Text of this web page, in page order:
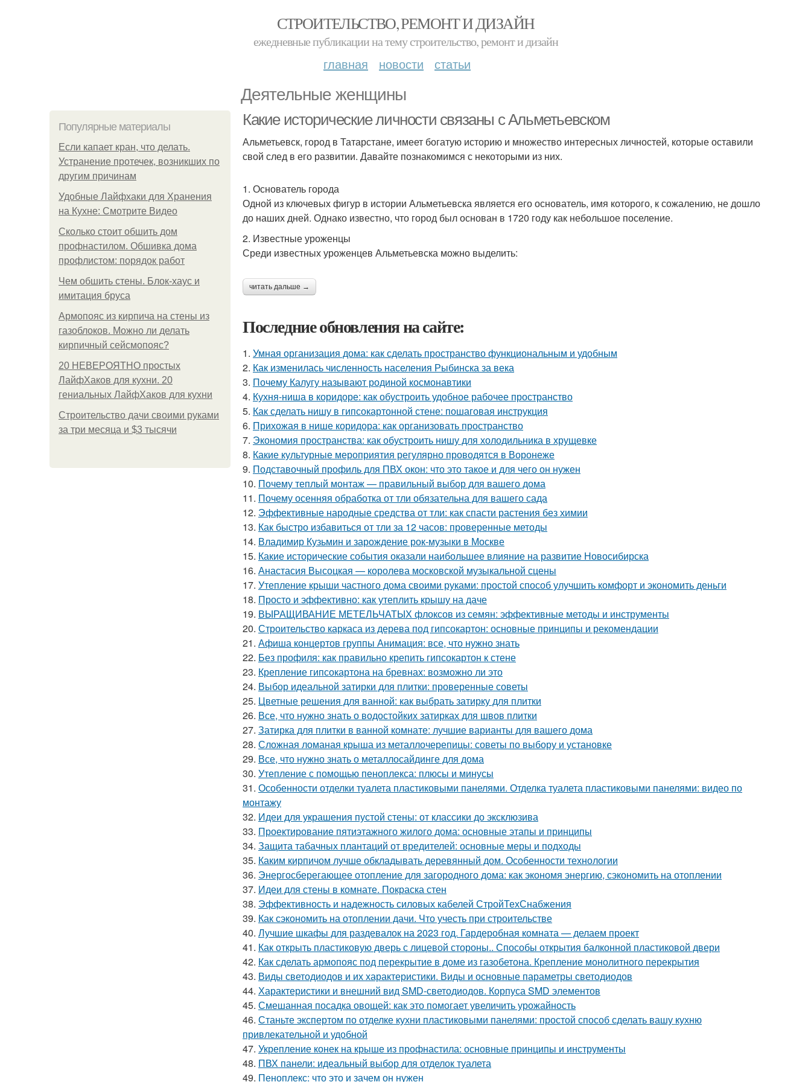
СТРОИТЕЛЬСТВО, РЕМОНТ И ДИЗАЙН
ежедневные публикации на тему строительство, ремонт и дизайн
главная новости статьи
Деятельные женщины
Популярные материалы
Если капает кран, что делать.
Устранение протечек, возникших по
другим причинам
Удобные Лайфхаки для Хранения
на Кухне: Смотрите Видео
Сколько стоит обшить дом
профнастилом. Обшивка дома
профлистом: порядок работ
Чем обшить стены. Блок-хаус и
имитация бруса
Армопояс из кирпича на стены из
газоблоков. Можно ли делать
кирпичный сейсмопояс?
20 НЕВЕРОЯТНО простых
ЛайфХаков для кухни. 20
гениальных ЛайфХаков для кухни
Строительство дачи своими руками
за три месяца и $3 тысячи
Какие исторические личности связаны с Альметьевском
Альметьевск, город в Татарстане, имеет богатую историю и множество интересных личностей, которые оставили
свой след в его развитии. Давайте познакомимся с некоторыми из них.
1. Основатель города
Одной из ключевых фигур в истории Альметьевска является его основатель, имя которого, к сожалению, не дошло
до наших дней. Однако известно, что город был основан в 1720 году как небольшое поселение.
2. Известные уроженцы
Среди известных уроженцев Альметьевска можно выделить:
читать дальше →
Последние обновления на сайте:
1. Умная организация дома: как сделать пространство функциональным и удобным
2. Как изменилась численность населения Рыбинска за века
3. Почему Калугу называют родиной космонавтики
4. Кухня-ниша в коридоре: как обустроить удобное рабочее пространство
5. Как сделать нишу в гипсокартонной стене: пошаговая инструкция
6. Прихожая в нише коридора: как организовать пространство
7. Экономия пространства: как обустроить нишу для холодильника в хрущевке
8. Какие культурные мероприятия регулярно проводятся в Воронеже
9. Подставочный профиль для ПВХ окон: что это такое и для чего он нужен
10. Почему теплый монтаж — правильный выбор для вашего дома
11. Почему осенняя обработка от тли обязательна для вашего сада
12. Эффективные народные средства от тли: как спасти растения без химии
13. Как быстро избавиться от тли за 12 часов: проверенные методы
14. Владимир Кузьмин и зарождение рок-музыки в Москве
15. Какие исторические события оказали наибольшее влияние на развитие Новосибирска
16. Анастасия Высоцкая — королева московской музыкальной сцены
17. Утепление крыши частного дома своими руками: простой способ улучшить комфорт и экономить деньги
18. Просто и эффективно: как утеплить крышу на даче
19. ВЫРАЩИВАНИЕ МЕТЕЛЬЧАТЫХ флоксов из семян: эффективные методы и инструменты
20. Строительство каркаса из дерева под гипсокартон: основные принципы и рекомендации
21. Афиша концертов группы Анимация: все, что нужно знать
22. Без профиля: как правильно крепить гипсокартон к стене
23. Крепление гипсокартона на бревнах: возможно ли это
24. Выбор идеальной затирки для плитки: проверенные советы
25. Цветные решения для ванной: как выбрать затирку для плитки
26. Все, что нужно знать о водостойких затирках для швов плитки
27. Затирка для плитки в ванной комнате: лучшие варианты для вашего дома
28. Сложная ломаная крыша из металлочерепицы: советы по выбору и установке
29. Все, что нужно знать о металлосайдинге для дома
30. Утепление с помощью пеноплекса: плюсы и минусы
31. Особенности отделки туалета пластиковыми панелями. Отделка туалета пластиковыми панелями: видео по
монтажу
32. Идеи для украшения пустой стены: от классики до эксклюзива
33. Проектирование пятиэтажного жилого дома: основные этапы и принципы
34. Защита табачных плантаций от вредителей: основные меры и подходы
35. Каким кирпичом лучше обкладывать деревянный дом. Особенности технологии
36. Энергосберегающее отопление для загородного дома: как экономя энергию, сэкономить на отоплении
37. Идеи для стены в комнате. Покраска стен
38. Эффективность и надежность силовых кабелей СтройТехСнабжения
39. Как сэкономить на отоплении дачи. Что учесть при строительстве
40. Лучшие шкафы для раздевалок на 2023 год. Гардеробная комната — делаем проект
41. Как открыть пластиковую дверь с лицевой стороны.. Способы открытия балконной пластиковой двери
42. Как сделать армопояс под перекрытие в доме из газобетона. Крепление монолитного перекрытия
43. Виды светодиодов и их характеристики. Виды и основные параметры светодиодов
44. Характеристики и внешний вид SMD-светодиодов. Корпуса SMD элементов
45. Смешанная посадка овощей: как это помогает увеличить урожайность
46. Станьте экспертом по отделке кухни пластиковыми панелями: простой способ сделать вашу кухню
привлекательной и удобной
47. Укрепление конек на крыше из профнастила: основные принципы и инструменты
48. ПВХ панели: идеальный выбор для отделок туалета
49. Пеноплекс: что это и зачем он нужен